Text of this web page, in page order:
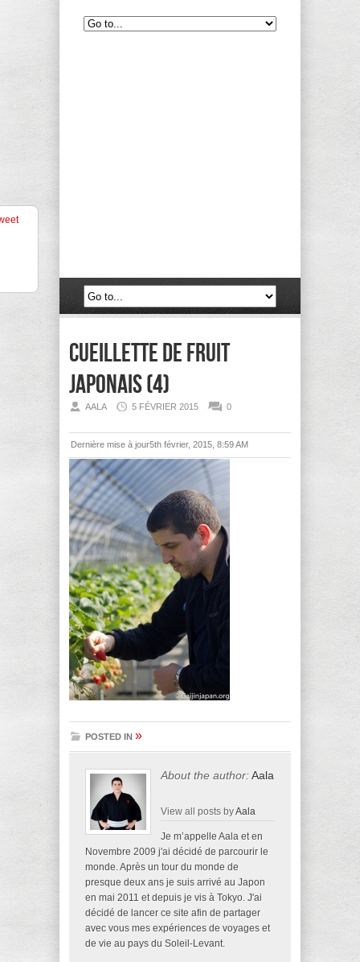
cueillette de fruit
japonais (4)
AALA 5 FÉVRIER 2015 0
Dernière mise à jour5th février, 2015, 8:59 AM
POSTED IN »
About the author:Aala
View all posts byAala
Je m’appelle Aala et en
Novembre 2009 j'ai décidé de parcourir le
monde. Après un tour du monde de
presque deux ans je suis arrivé au Japon
en mai 2011 et depuis je vis à Tokyo. J'ai
décidé de lancer ce site afin de partager
avec vous mes expériences de voyages et
de vie au pays du Soleil-Levant.